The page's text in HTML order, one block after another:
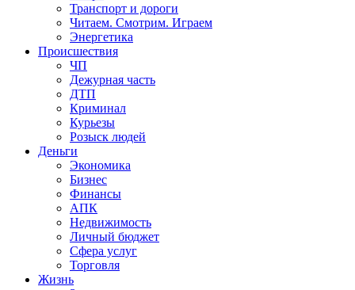
Транспорт и дороги
Читаем. Смотрим. Играем
Энергетика
Происшествия
ЧП
Дежурная часть
ДТП
Криминал
Курьезы
Розыск людей
Деньги
Экономика
Бизнес
Финансы
АПК
Недвижимость
Личный бюджет
Сфера услуг
Торговля
Жизнь